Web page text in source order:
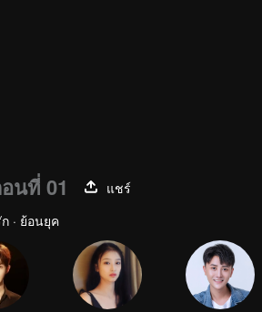
นที่ 01
แชร์
· ย้อนยุค